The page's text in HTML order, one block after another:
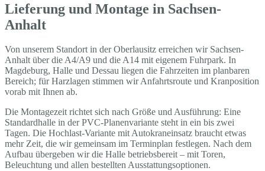
Lieferung und Montage in Sachsen-
Anhalt
Von unserem Standort in der Oberlausitz erreichen wir Sachsen-
Anhalt über die A4/A9 und die A14 mit eigenem Fuhrpark. In
Magdeburg, Halle und Dessau liegen die Fahrzeiten im planbaren
Bereich; für Harzlagen stimmen wir Anfahrtsroute und Kranposition
vorab mit Ihnen ab.
Die Montagezeit richtet sich nach Größe und Ausführung: Eine
Standardhalle in der PVC-Planenvariante steht in ein bis zwei
Tagen. Die Hochlast-Variante mit Autokraneinsatz braucht etwas
mehr Zeit, die wir gemeinsam im Terminplan festlegen. Nach dem
Aufbau übergeben wir die Halle betriebsbereit – mit Toren,
Beleuchtung und allen bestellten Ausstattungsoptionen.